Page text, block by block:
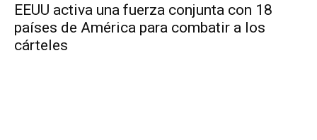
EEUU activa una fuerza conjunta con 18
países de América para combatir a los
cárteles